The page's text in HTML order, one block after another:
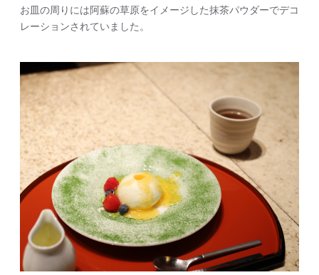
お皿の周りには阿蘇の草原をイメージした抹茶パウダーでデコ
レーションされていました。